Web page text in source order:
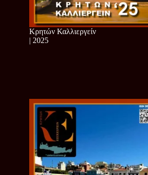
Κρητών Καλλιεργείν
| 2025